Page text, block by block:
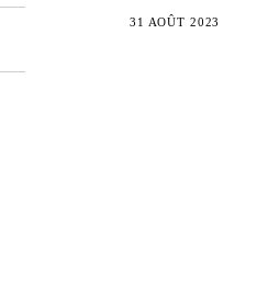
31 AOÛT 2023